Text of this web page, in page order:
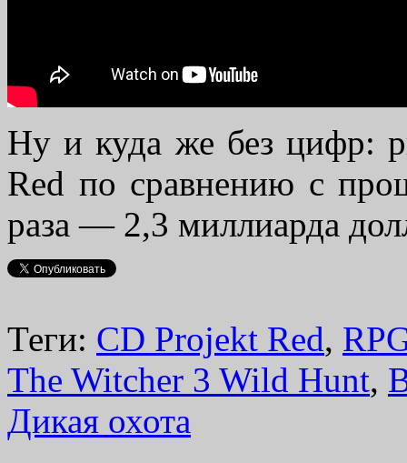
Ну и куда же без цифр:
Red по сравнению с
раза — 2,3 миллиарда
Теги: CD Projekt Red,
The Witcher 3 Wild Hunt,
Дикая охота